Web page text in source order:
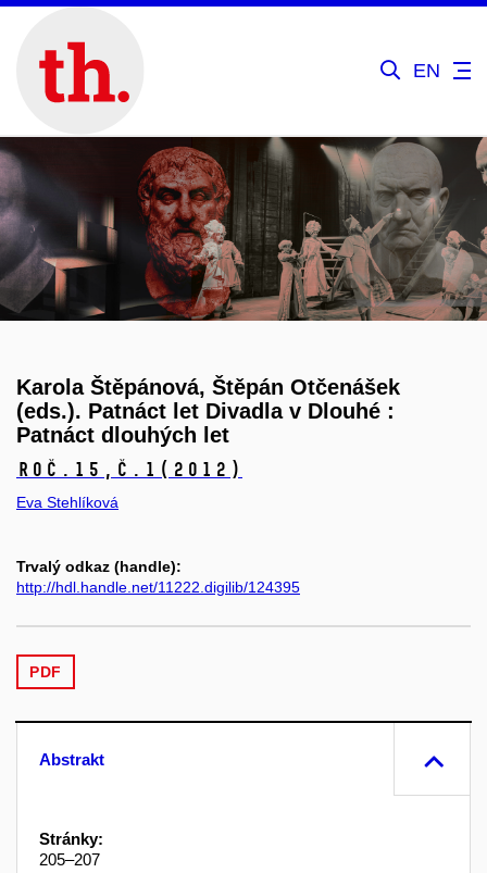
EN
Karola Štěpánová, Štěpán Otčenášek
(eds.). Patnáct let Divadla v Dlouhé :
Patnáct dlouhých let
Roč.15, č.1 (2012)
Eva Stehlíková
Trvalý odkaz (handle):
http://hdl.handle.net/11222.digilib/124395
PDF
Abstrakt
Stránky:
205–207